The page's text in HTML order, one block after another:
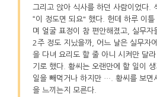
그리고 앉아 식사를 하던 사람이었다.
“이 정도면 되요" 했다. 헌데 하루 이
며 얼굴 표정이 참 편안해졌고, 실무자
2주 정도 지났을까, 어느 날은 실무자
을 다녀 요리도 할 줄 아니 시켜만 달
기로 했다. 황씨는 오랜만에 할 일이
일을 빼먹거나 하지만 …. 황씨를 보면
을 느끼는지 모른다.